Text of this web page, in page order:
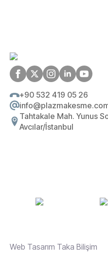
+90 532 419 05 26
Tahtakale Mah. Yunus
Avcılar/İstanbul
Web Tasarım Taka Bilişim